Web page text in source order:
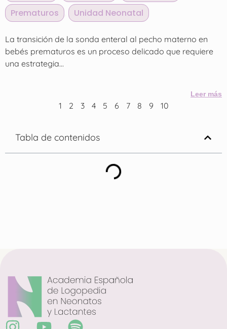
Prematuros
Unidad Neonatal
La transición de la sonda enteral al pecho materno en
bebés prematuros es un proceso delicado que requiere
una estrategia...
Leer más
1 2 3 4 5 6 7 8 9 10
Tabla de contenidos